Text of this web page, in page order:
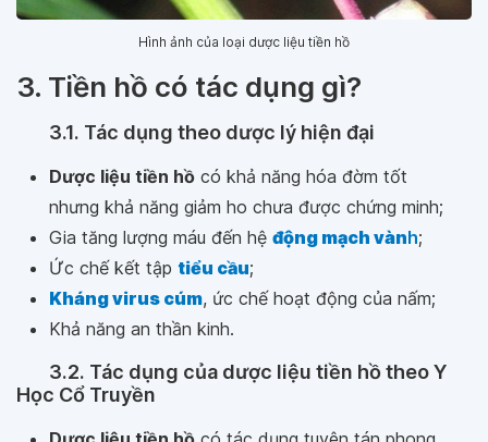
Hình ảnh của loại dược liệu tiền hồ
3. Tiền hồ có tác dụng gì?
3.1. Tác dụng theo dược lý hiện đại
Dược liệu tiền hồ có khả năng hóa đờm tốt
nhưng khả năng giảm ho chưa được chứng minh;
Gia tăng lượng máu đến hệ động mạch vành;
Ức chế kết tập tiểu cầu;
Kháng virus cúm, ức chế hoạt động của nấm;
Khả năng an thần kinh.
3.2. Tác dụng của dược liệu tiền hồ theo Y
Học Cổ Truyền